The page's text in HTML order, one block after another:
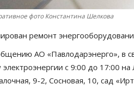
фото Константина Шелкова
ремонт
АО «Павлодарэнерго», в
электроэнергии с 9:00 до 17:00
9-2, Сосновая, 10, сад